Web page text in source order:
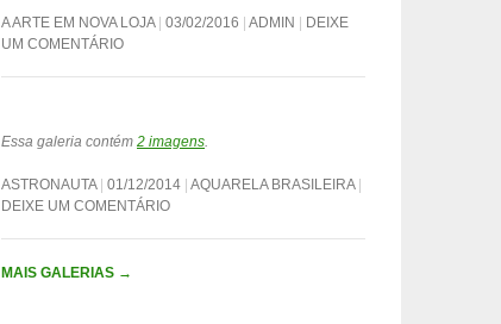
A ARTE EM NOVA LOJA 03/02/2016 ADMIN
DEIXE
UM COMENTÁRIO
Essa galeria contém 2 imagens
ASTRONAUTA 01/12/2014 AQUARELA BRASILEIRA
DEIXE UM COMENTÁRIO
MAIS GALERIAS →